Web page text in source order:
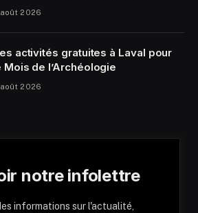
2026
activités gratuites à Laval pour
Mois de l’Archéologie
2026
notre infolettre
informations sur l'actualité,